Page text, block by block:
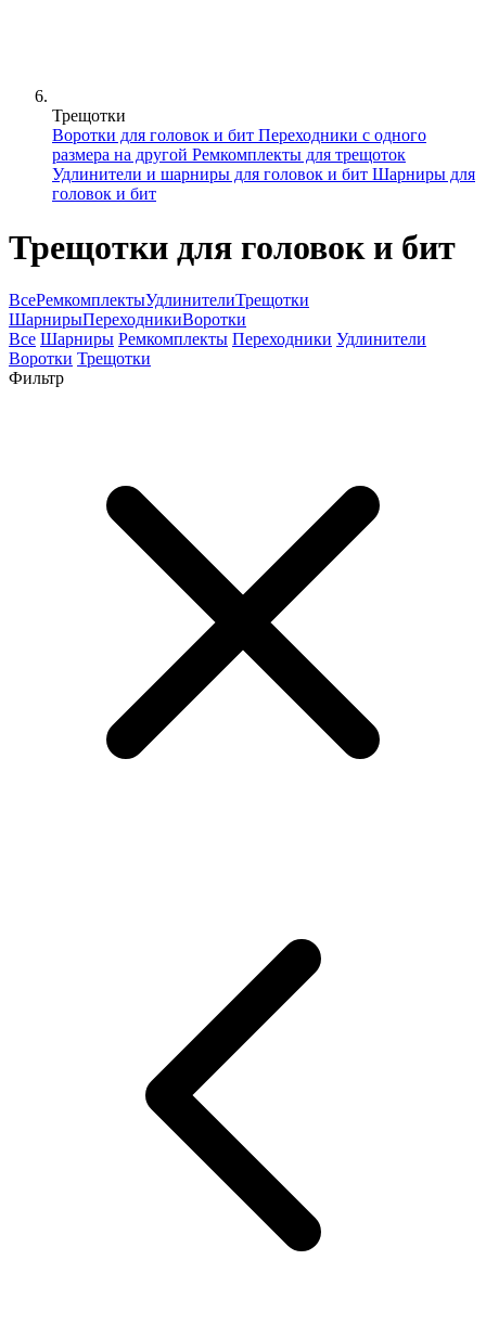
Трещотки
Воротки для головок и бит Переходники с одного
размера на другой Ремкомплекты для трещоток
Удлинители и шарниры для головок и бит Шарниры для
головок и бит
Трещотки для головок и бит
ВсеРемкомплектыУдлинителиТрещотки
ШарнирыПереходникиВоротки
Все Шарниры Ремкомплекты Переходники Удлинители
Воротки Трещотки
Фильтр